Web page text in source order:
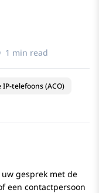
1 min read
IP-telefoons (ACO)
gesprek met de
een contactpersoon